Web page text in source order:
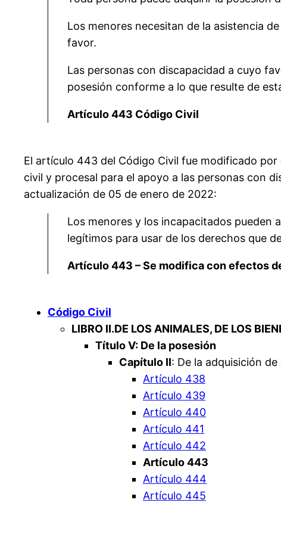
Los menores necesitan de la asistencia
favor.
Las personas con discapacidad a cuyo
posesión conforme a lo que resulte de
Artículo 443 Código Civil
El artículo 443 del Código Civil fue modificado
civil y procesal para el apoyo a las personas con
actualización de 05 de enero de 2022:
Los menores y los incapacitados pueden
legítimos para usar de los derechos que
Artículo 443 – Se modifica con efectos
Código Civil
LIBRO II.DE LOS ANIMALES, DE LOS
Título V: De la posesión
Capítulo II: De la adquisición de
Artículo 438
Artículo 439
Artículo 440
Artículo 441
Artículo 442
Artículo 443
Artículo 444
Artículo 445